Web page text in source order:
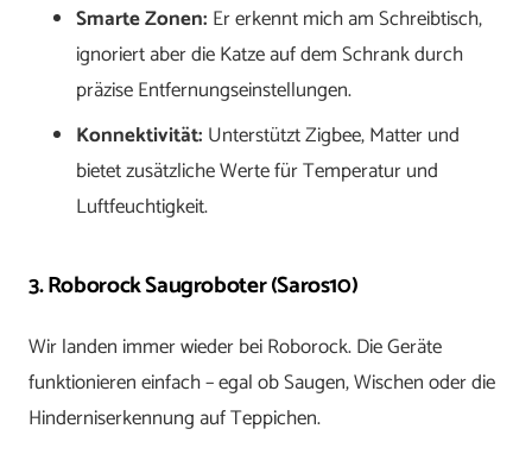
Smarte Zonen: Er erkennt mich am Schreibtisch,
ignoriert aber die Katze auf dem Schrank durch
präzise Entfernungseinstellungen.
Konnektivität: Unterstützt Zigbee, Matter und
bietet zusätzliche Werte für Temperatur und
Luftfeuchtigkeit.
3. Roborock Saugroboter (Saros10)
Wir landen immer wieder bei Roborock. Die Geräte
funktionieren einfach – egal ob Saugen, Wischen oder die
Hinderniserkennung auf Teppichen.